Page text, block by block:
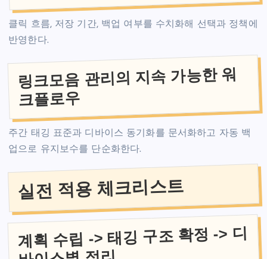
클릭 흐름, 저장 기간, 백업 여부를 수치화해 선택과 정책에
반영한다.
링크모음 관리의 지속 가능한 워
크플로우
주간 태깅 표준과 디바이스 동기화를 문서화하고 자동 백
업으로 유지보수를 단순화한다.
실전 적용 체크리스트
계획 수립 -> 태깅 구조 확정 -> 디